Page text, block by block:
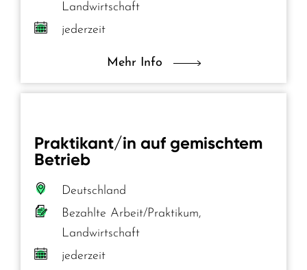
Landwirtschaft
jederzeit
Mehr Info
Praktikant/in auf gemischtem
Betrieb
Deutschland
Bezahlte Arbeit/Praktikum,
Landwirtschaft
jederzeit